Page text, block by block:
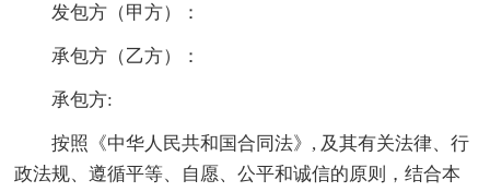
发包方（甲方）：
承包方（乙方）：
承包方:
按照《中华人民共和国合同法》, 及其有关法律、行
政法规、遵循平等、自愿、公平和诚信的原则，结合本